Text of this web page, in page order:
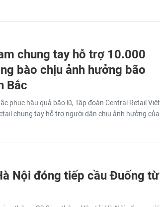
chung tay hỗ trợ 10.000
bào chịu ảnh hưởng bão
Bắc
phục hậu quả bão lũ, Tập đoàn Central Retail Việt
chung tay hỗ trợ người dân chịu ảnh hưởng của
Nội đóng tiếp cầu Đuống từ